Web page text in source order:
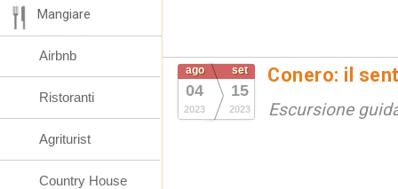
ago
04
2023
set
15
2023
Conero: il
Escursione
Mangiare
Airbnb
Ristoranti
Agriturist
Country House